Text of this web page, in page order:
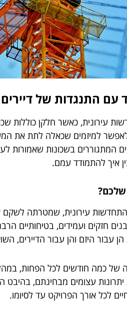
עם התנגדות של דיירים
כאשר חלקן כוללות שכונות
ומטרתה לאפשר למיזמים שכאלה
בשכונות שאמורות
איך להתמודד עמם.
שלכם?
של התוכניות להתחדשות עירונית,
חזקים ועמידים, בטיחותיים
עבור היזם והן עבור הדיירים,
תמ"א 38 בבניין, למשל, היא תקופה של כמה
עצומים מבחינתם, בהיבט
לכל אורך הפרויקט עד לסיומו.